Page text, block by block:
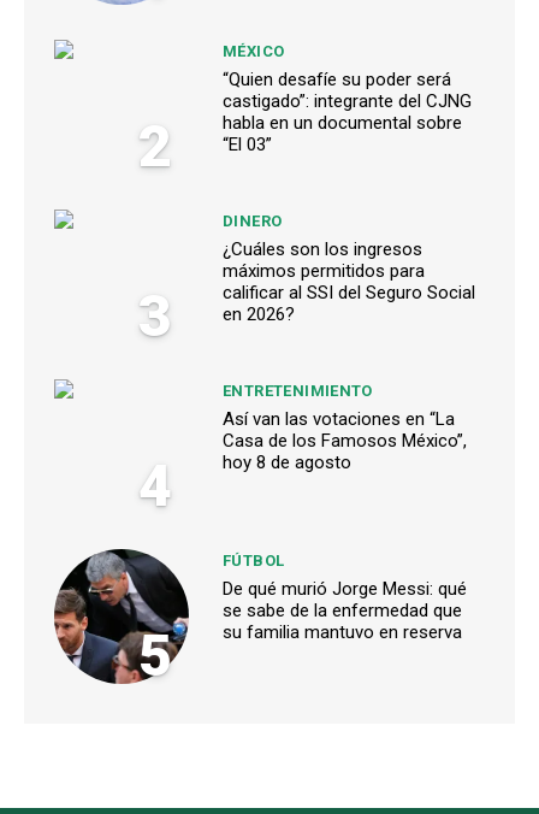
2
MÉXICO
“Quien desafíe su poder será
castigado”: integrante del CJNG
habla en un documental sobre
“El 03”
3
DINERO
¿Cuáles son los ingresos
máximos permitidos para
calificar al SSI del Seguro Social
en 2026?
4
ENTRETENIMIENTO
Así van las votaciones en “La
Casa de los Famosos México”,
hoy 8 de agosto
5
FÚTBOL
De qué murió Jorge Messi: qué
se sabe de la enfermedad que
su familia mantuvo en reserva